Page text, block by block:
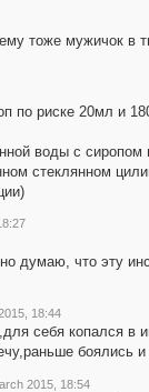
тоже мужичок в
по риске 20мл и
воды с
стеклянном
думаю, что эту
18:44
себя копался в
боялись
2015, 18:54